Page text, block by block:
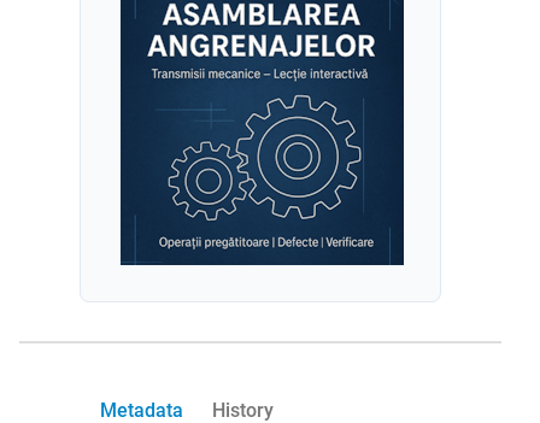
Metadata History